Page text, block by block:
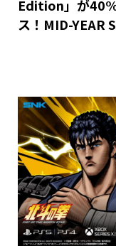
Edition」が
ス！MID-YEAR